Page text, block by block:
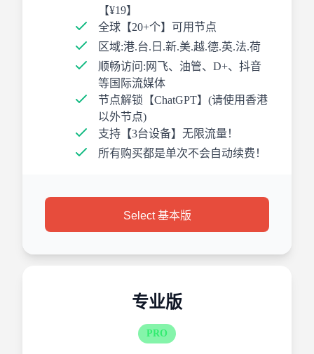
【¥19】
全球【20+个】可用节点
区域:港.台.日.新.美.越.德.英.法.荷
顺畅访问:网飞、油管、D+、抖音
等国际流媒体
节点解锁【ChatGPT】(请使用香港
以外节点)
支持【3台设备】无限流量！
所有购买都是单次不会自动续费！
Select 基本版
专业版
PRO